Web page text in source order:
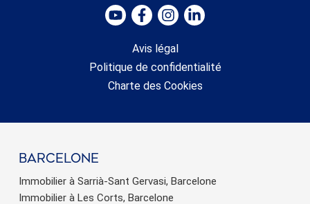
Avis légal
Politique de confidentialité
Charte des Cookies
barcelone
Immobilier à Sarrià-Sant Gervasi, Barcelone
Immobilier à Les Corts, Barcelone